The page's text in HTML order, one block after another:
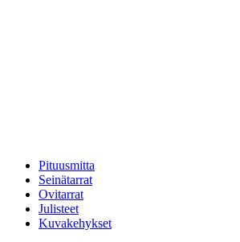
Pituusmitta
Seinätarrat
Ovitarrat
Julisteet
Kuvakehykset